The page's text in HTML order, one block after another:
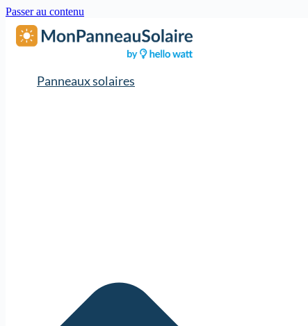
Passer au contenu
Panneaux solaires